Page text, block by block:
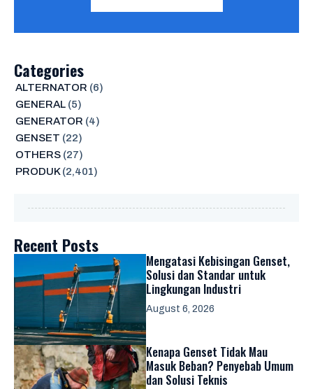
Categories
ALTERNATOR (6)
GENERAL(5)
GENERATOR (4)
GENSET (22)
OTHERS(27)
PRODUK(2,401)
Recent Posts
Mengatasi Kebisingan Genset,
Solusi dan Standar untuk
Lingkungan Industri
August 6, 2026
Kenapa Genset Tidak Mau
Masuk Beban? Penyebab Umum
dan Solusi Teknis